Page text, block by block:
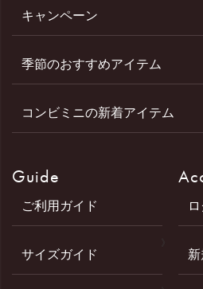
キャンペーン
季節のおすすめアイテム
コンビミニの新着アイテム
Guide
ご利用ガイド
サイズガイド